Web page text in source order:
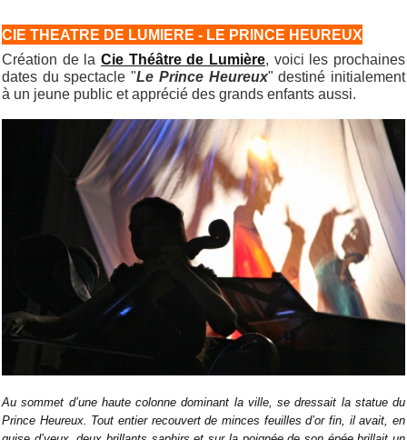
CIE THEATRE DE LUMIERE - LE PRINCE HEUREUX
Création de la Cie Théâtre de Lumière, voici les prochaines
dates du spectacle "Le Prince Heureux" destiné initialement
à un jeune public et apprécié des grands enfants aussi.
Au sommet d’une haute colonne dominant la ville, se dressait la statue du
Prince Heureux. Tout entier recouvert de minces feuilles d’or fin, il avait, en